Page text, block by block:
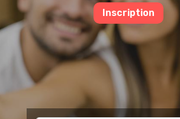
Inscription